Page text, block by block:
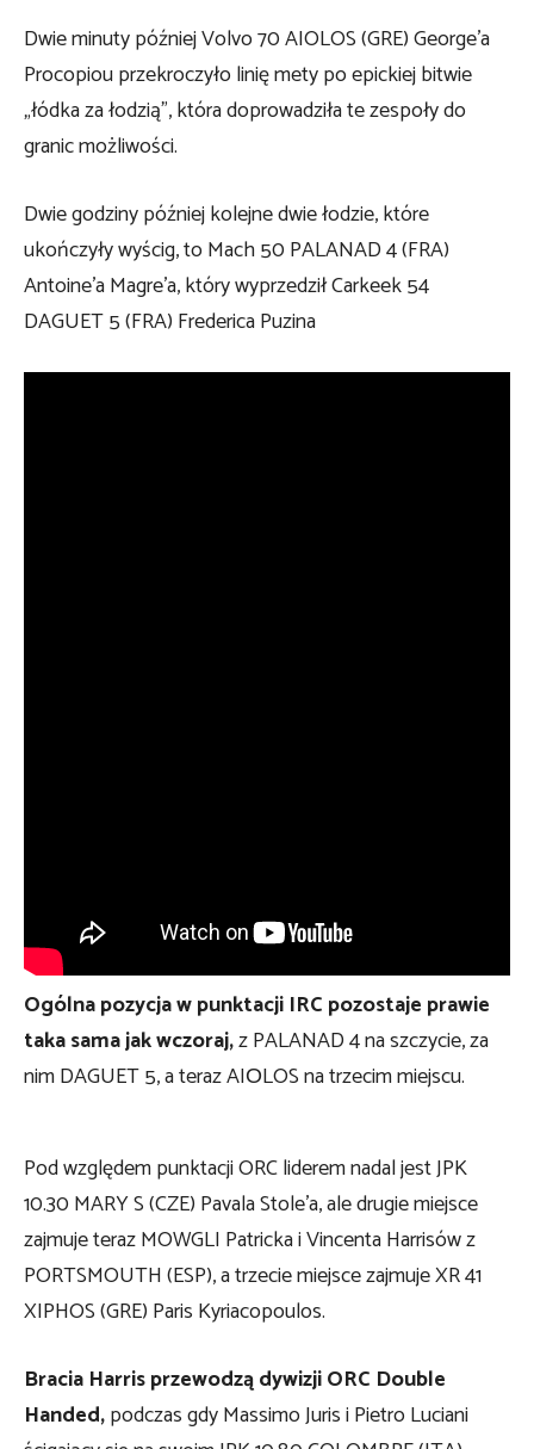
Dwie minuty później Volvo 70 AIOLOS (GRE) George’a
Procopiou przekroczyło linię mety po epickiej bitwie
„łódka za łodzią”, która doprowadziła te zespoły do ​​
granic możliwości.
Dwie godziny później kolejne dwie łodzie, które
ukończyły wyścig, to Mach 50 PALANAD 4 (FRA)
Antoine’a Magre’a, który wyprzedził Carkeek 54
DAGUET 5 (FRA) Frederica Puzina
Ogólna pozycja w punktacji IRC pozostaje prawie
taka sama jak wczoraj,z PALANAD 4 na szczycie, za
nim DAGUET 5, a teraz AIΟLOS na trzecim miejscu.
Pod względem punktacji ORC liderem nadal jest JPK
10.30 MARY S (CZE) Pavala Stole’a, ale drugie miejsce
zajmuje teraz MOWGLI Patricka i Vincenta Harrisów z
PORTSMOUTH (ESP), a trzecie miejsce zajmuje XR 41
XIPHOS (GRE) Paris Kyriacopoulos.
Bracia Harris przewodzą dywizji ORC Double
Handed,podczas gdy Massimo Juris i Pietro Luciani